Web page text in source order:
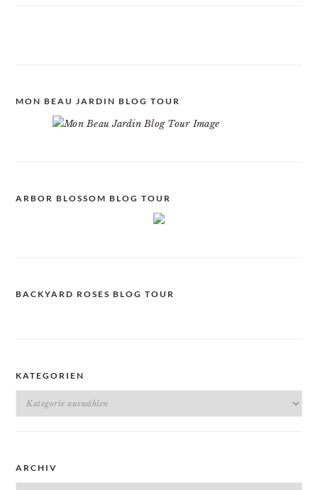
MON BEAU JARDIN BLOG TOUR
ARBOR BLOSSOM BLOG TOUR
BACKYARD ROSES BLOG TOUR
KATEGORIEN
Kategorien
ARCHIV